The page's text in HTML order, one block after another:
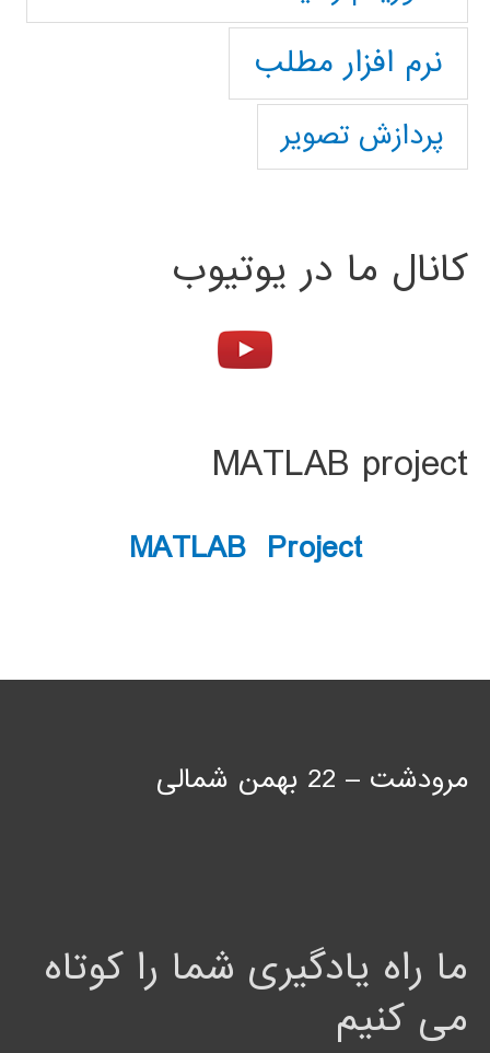
نرم افزار مطلب
پردازش تصویر
کانال ما در یوتیوب
MATLAB project
MATLAB Project
مرودشت – 22 بهمن شمالی
ما راه یادگیری شما را کوتاه
می کنیم